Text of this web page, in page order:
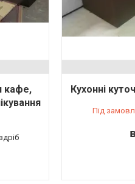
кафе,
Кухонні
Під